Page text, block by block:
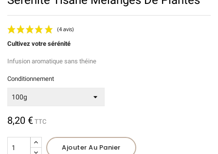
Cultivez votre sérénité
Infusion aromatique sans théine
Conditionnement
8,20 € TTC
Ajouter Au Panier